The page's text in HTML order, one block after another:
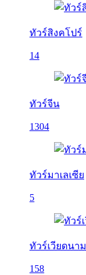
ทัวร์สิงคโปร์
14
ทัวร์จีน
1304
ทัวร์มาเลเซีย
5
ทัวร์เวียดนาม
158